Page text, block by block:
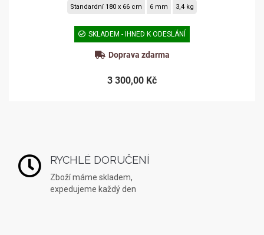
Standardní 180 x 66 cm 6 mm 3,4 kg
SKLADEM - IHNED K ODESLÁNÍ
Doprava zdarma
3 300,00 Kč
RYCHLÉ DORUČENÍ
Zboží máme skladem,
expedujeme každý den